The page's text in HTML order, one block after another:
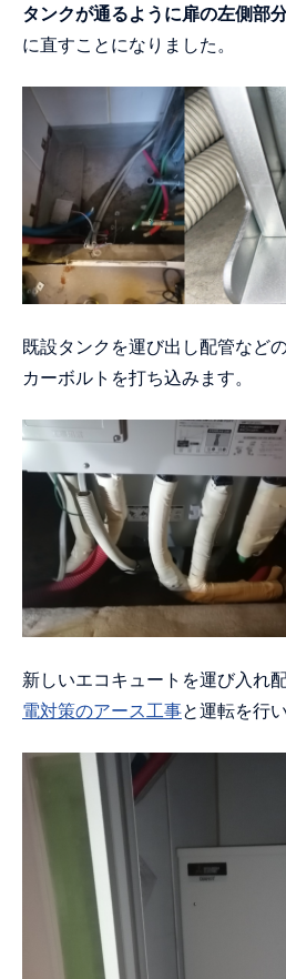
タンクが通るように扉の左側部
に直すことになりました。
既設タンクを運び出し配管など
カーボルトを打ち込みます。
新しいエコキュートを運び入れ
電対策のアース工事と運転を行